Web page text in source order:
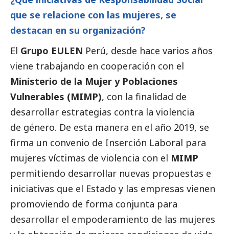
que se relacione con las mujeres, se
destacan en su organización?
El Grupo EULEN Perú, desde hace varios años
viene trabajando en cooperación con el
Ministerio de la Mujer y Poblaciones
Vulnerables (MIMP), con la finalidad de
desarrollar estrategias contra la violencia
de género. De esta manera en el año 2019, se
firma un convenio de Inserción Laboral para
mujeres víctimas de violencia con el MIMP
permitiendo desarrollar nuevas propuestas e
iniciativas que el Estado y las empresas vienen
promoviendo de forma conjunta para
desarrollar el empoderamiento de las mujeres